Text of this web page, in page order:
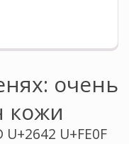
очень
кожи
U+2642 U+FE0F